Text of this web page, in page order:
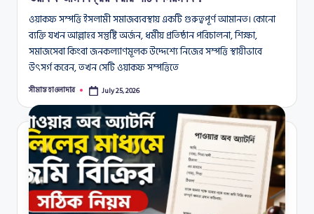
ওয়াকফ সম্পত্তি ইসলামী সমাজব্যবস্থায় একটি গুরুত্বপূর্ণ আমানত। কোনো
ব্যক্তি যখন আল্লাহর সন্তুষ্টি অর্জন, ধর্মীয় প্রতিষ্ঠান পরিচালনা, শিক্ষা,
সমাজসেবা কিংবা জনকল্যাণমূলক উদ্দেশ্যে নিজের সম্পত্তি স্থায়ীভাবে
উৎসর্গ করেন, তখন সেটি ওয়াকফ সম্পত্তিতে
Posted
সীমান্ত হাওলাদার July 25, 2026